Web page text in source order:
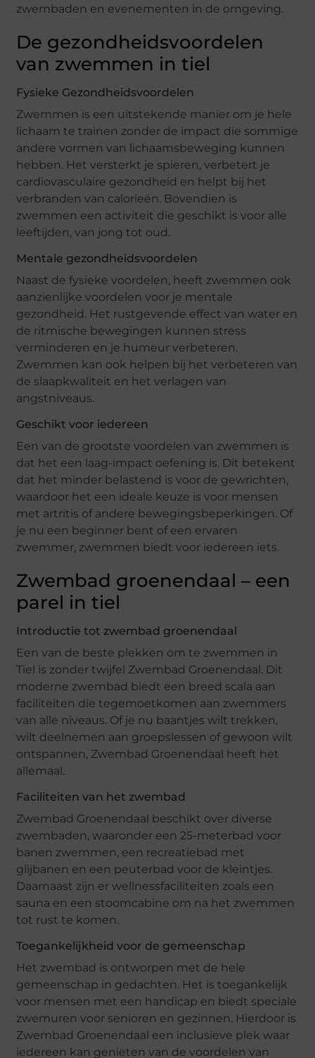
zwembaden en evenementen in de omgeving.
De gezondheidsvoordelen
van zwemmen in tiel
Fysieke Gezondheidsvoordelen
Zwemmen is een uitstekende manier om je hele
lichaam te trainen zonder de impact die sommige
andere vormen van lichaamsbeweging kunnen
hebben. Het versterkt je spieren, verbetert je
cardiovasculaire gezondheid en helpt bij het
verbranden van calorieën. Bovendien is
zwemmen een activiteit die geschikt is voor alle
leeftijden, van jong tot oud.
Mentale gezondheidsvoordelen
Naast de fysieke voordelen, heeft zwemmen ook
aanzienlijke voordelen voor je mentale
gezondheid. Het rustgevende effect van water en
de ritmische bewegingen kunnen stress
verminderen en je humeur verbeteren.
Zwemmen kan ook helpen bij het verbeteren van
de slaapkwaliteit en het verlagen van
angstniveaus.
Geschikt voor iedereen
Een van de grootste voordelen van zwemmen is
dat het een laag-impact oefening is. Dit betekent
dat het minder belastend is voor de gewrichten,
waardoor het een ideale keuze is voor mensen
met artritis of andere bewegingsbeperkingen. Of
je nu een beginner bent of een ervaren
zwemmer, zwemmen biedt voor iedereen iets.
Zwembad groenendaal – een
parel in tiel
Introductie tot zwembad groenendaal
Een van de beste plekken om te zwemmen in
Tiel is zonder twijfel Zwembad Groenendaal. Dit
moderne zwembad biedt een breed scala aan
faciliteiten die tegemoetkomen aan zwemmers
van alle niveaus. Of je nu baantjes wilt trekken,
wilt deelnemen aan groepslessen of gewoon wilt
ontspannen, Zwembad Groenendaal heeft het
allemaal.
Faciliteiten van het zwembad
Zwembad Groenendaal beschikt over diverse
zwembaden, waaronder een 25-meterbad voor
banen zwemmen, een recreatiebad met
glijbanen en een peuterbad voor de kleintjes.
Daarnaast zijn er wellnessfaciliteiten zoals een
sauna en een stoomcabine om na het zwemmen
tot rust te komen.
Toegankelijkheid voor de gemeenschap
Het zwembad is ontworpen met de hele
gemeenschap in gedachten. Het is toegankelijk
voor mensen met een handicap en biedt speciale
zwemuren voor senioren en gezinnen. Hierdoor is
Zwembad Groenendaal een inclusieve plek waar
iedereen kan genieten van de voordelen van